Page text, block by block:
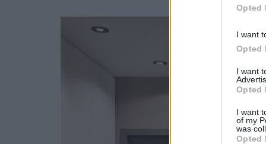
Opted
I want
Opted
I want
Opted
I want
of my
was
Opted